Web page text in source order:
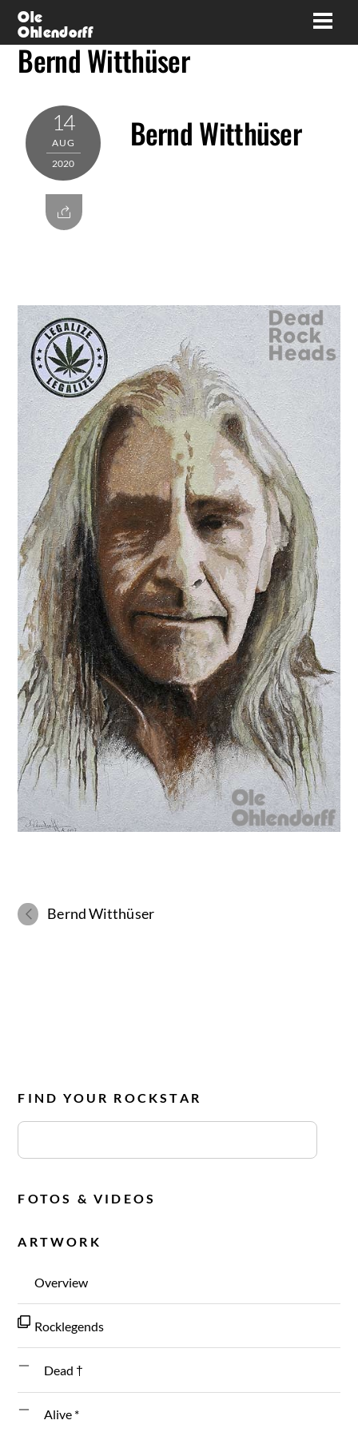
Skip
content
Ole
Ohlendorff
Bernd Witthüser
14
AUG
2020
Bernd Witthüser
Bernd Witthüser
FIND YOUR ROCKSTAR
FOTOS & VIDEOS
ARTWORK
Overview
Rocklegends
Dead †
Alive *